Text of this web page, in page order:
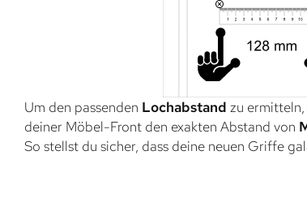
Um den passenden Lochabstand zu
deiner Möbel-Front den exakten Abstand von
So stellst du sicher, dass deine neuen Griffe